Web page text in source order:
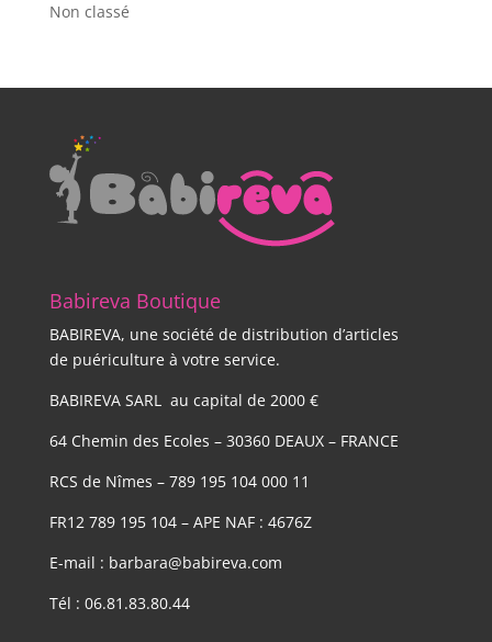
Non classé
Babireva Boutique
BABIREVA, une société de distribution d’articles
de puériculture à votre service.
BABIREVA SARL au capital de 2000 €
64 Chemin des Ecoles – 30360 DEAUX – FRANCE
RCS de Nîmes – 789 195 104 000 11
FR12 789 195 104 – APE NAF : 4676Z
E-mail : barbara@babireva.com
Tél : 06.81.83.80.44